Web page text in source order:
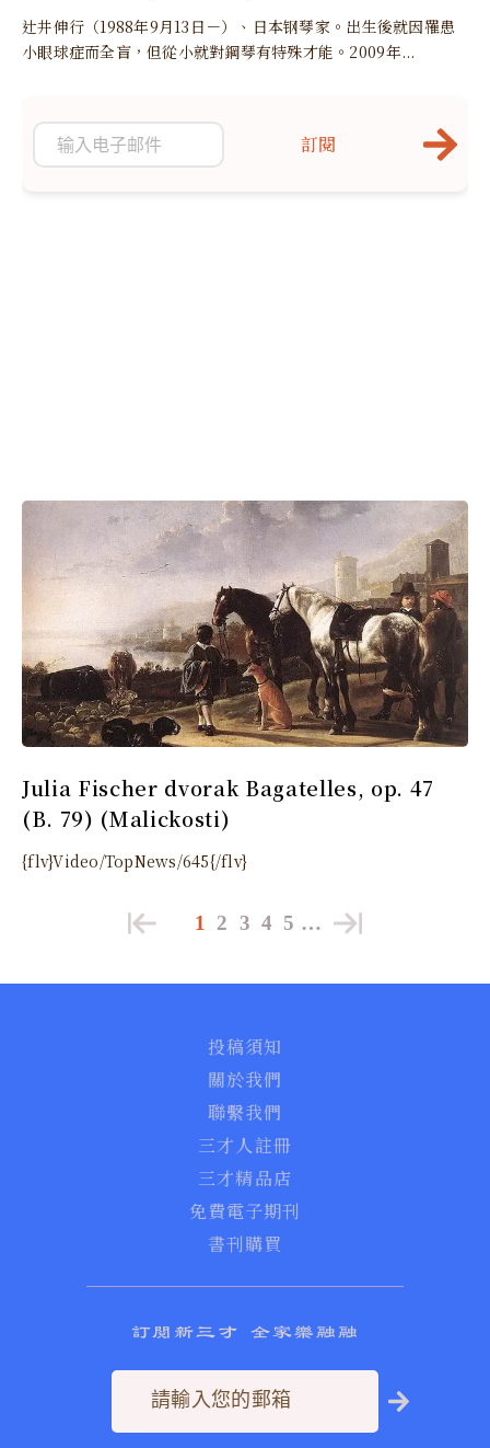
辻井伸行（1988年9月13日－）、日本钢琴家。出生後就因罹患
小眼球症而全盲，但從小就對鋼琴有特殊才能。2009年...
Julia Fischer dvorak Bagatelles, op. 47
(B. 79) (Malickosti)
{flv}Video/TopNews/645{/flv}
訂閱
1 2 3 4 5 …
投稿須知
關於我們
聯繫我們
三才人註冊
三才精品店
免費電子期刊
書刊購買
訂閱新三才 全家樂融融